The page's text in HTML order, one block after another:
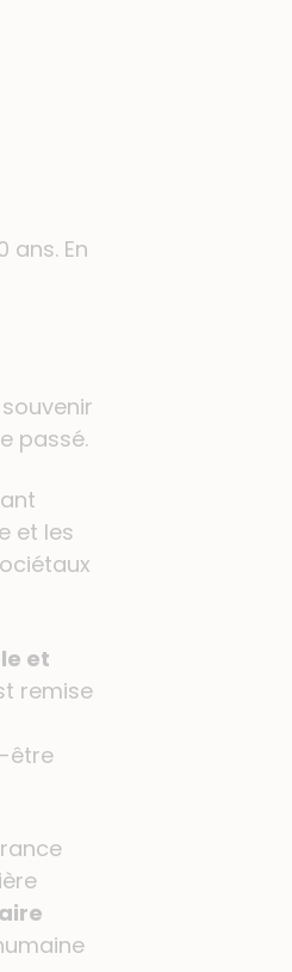
ans. En
passé.
et les
et
remise
être